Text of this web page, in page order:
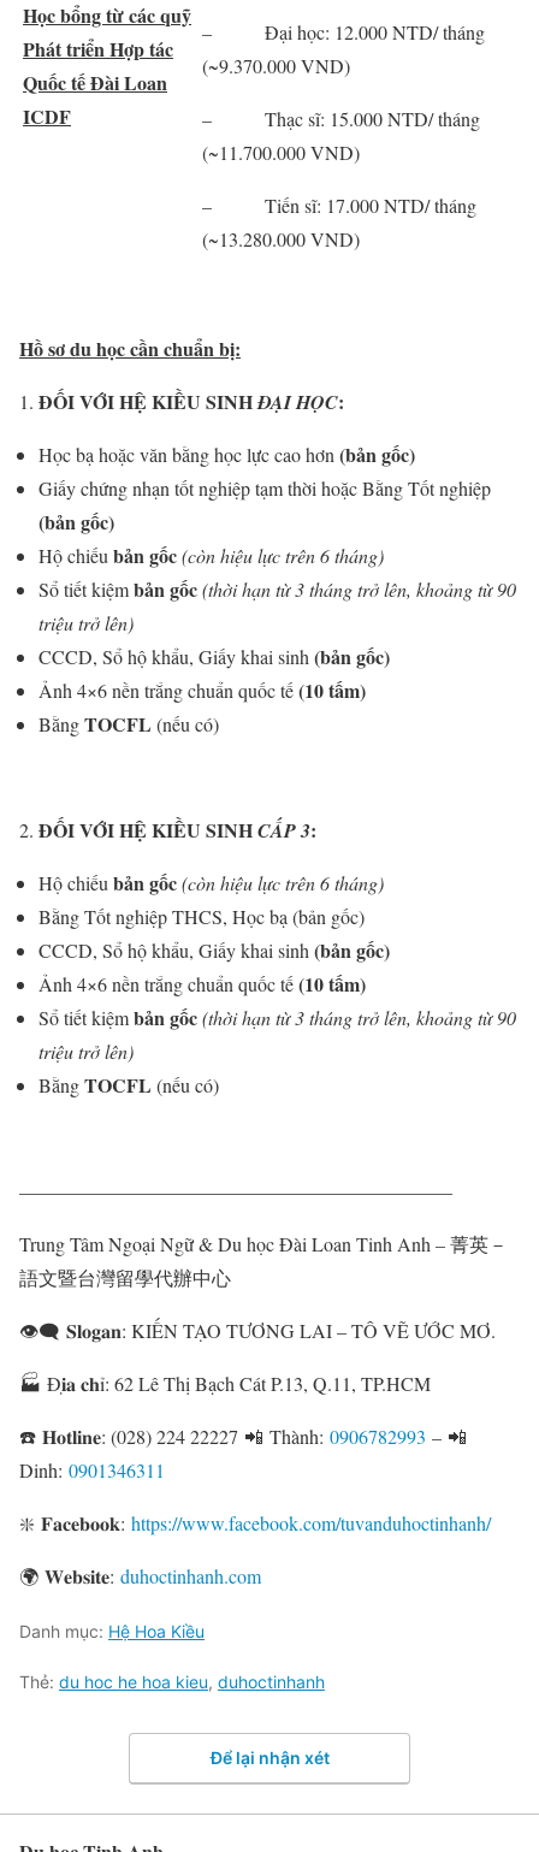
Học bổng từ các quỹ
Phát triển Hợp tác
Quốc tế Đài Loan
ICDF
– Đại học: 12.000 NTD/ tháng
(~9.370.000 VND)
– Thạc sĩ: 15.000 NTD/ tháng
(~11.700.000 VND)
– Tiến sĩ: 17.000 NTD/ tháng
(~13.280.000 VND)
Hồ sơ du học cần chuẩn bị:
ĐỐI VỚI HỆ KIỀU SINHĐẠI HỌC:
Học bạ hoặc văn bằng học lực cao hơn(bản gốc)
Giấy chứng nhạn tốt nghiệp tạm thời hoặc Bằng Tốt nghiệp
(bản gốc)
Hộ chiếubản gốc(còn hiệu lực trên 6 tháng)
Sổ tiết kiệmbản gốc(thời hạn từ 3 tháng trở lên, khoảng từ 90
triệu trở lên)
CCCD, Sổ hộ khẩu, Giấy khai sinh(bản gốc)
Ảnh 4×6 nền trắng chuẩn quốc tế(10 tấm)
BằngTOCFL (nếu có)
ĐỐI VỚI HỆ KIỀU SINHCẤP 3:
Hộ chiếubản gốc(còn hiệu lực trên 6 tháng)
Bằng Tốt nghiệp THCS, Học bạ (bản gốc)
CCCD, Sổ hộ khẩu, Giấy khai sinh(bản gốc)
Ảnh 4×6 nền trắng chuẩn quốc tế(10 tấm)
Sổ tiết kiệmbản gốc(thời hạn từ 3 tháng trở lên, khoảng từ 90
triệu trở lên)
BằngTOCFL (nếu có)
——————————————————————–
Trung Tâm Ngoại Ngữ & Du học Đài Loan Tinh Anh – 菁英－
語文暨台灣留學代辦中心
👁‍🗨 𝐒𝐥𝐨𝐠𝐚𝐧: KIẾN TẠO TƯƠNG LAI – TÔ VẼ ƯỚC MƠ.
🏭 Đ𝐢̣𝐚 𝐜𝐡ỉ: 62 Lê Thị Bạch Cát P.13, Q.11, TP.HCM
☎️ 𝐇𝐨𝐭𝐥𝐢𝐧𝐞: (028) 224 22227 📲 Thành: 0906782993 – 📲
Dinh: 0901346311
❇️ 𝐅𝐚𝐜𝐞𝐛𝐨𝐨𝐤: https://www.facebook.com/tuvanduhoctinhanh/
🌍 𝐖𝐞𝐛𝐬𝐢𝐭𝐞: duhoctinhanh.com
Danh mục: Hệ Hoa Kiều
Thẻ: du hoc he hoa kieu, duhoctinhanh
Để lại nhận xét